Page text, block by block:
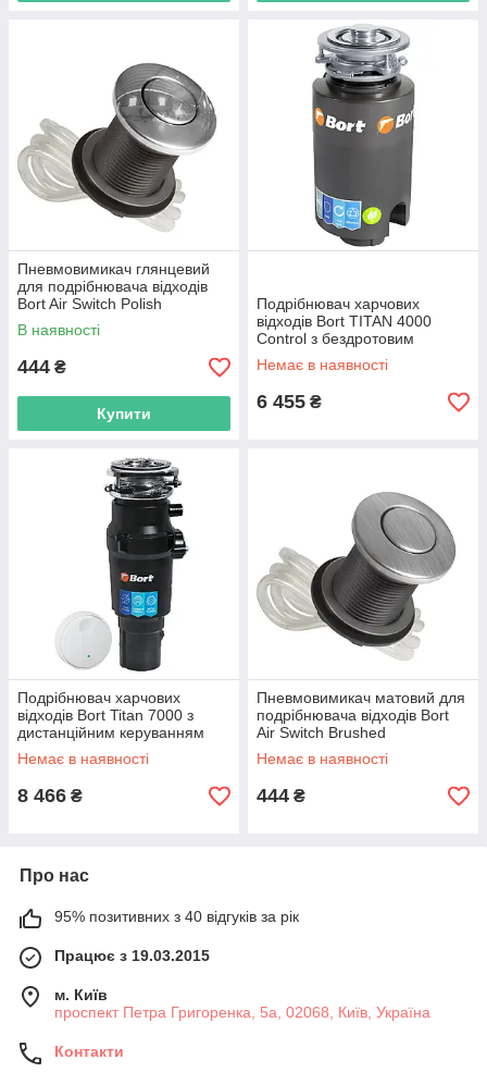
Пневмовимикач глянцевий
для подрібнювача відходів
Bort Air Switch Polish
В наявності
444 ₴
Купити
Подрібнювач харчових
відходів Bort TITAN 4000
Control з бездротовим
вимикачем
Немає в наявності
6 455 ₴
Подрібнювач харчових
відходів Bort Titan 7000 з
дистанційним керуванням
Немає в наявності
8 466 ₴
Пневмовимикач матовий для
подрібнювача відходів Bort
Air Switch Brushed
Немає в наявності
444 ₴
Про нас
95% позитивних з 40 відгуків за рік
Працює з 19.03.2015
м. Київ
проспект Петра Григоренка, 5а, 02068, Київ, Україна
Контакти